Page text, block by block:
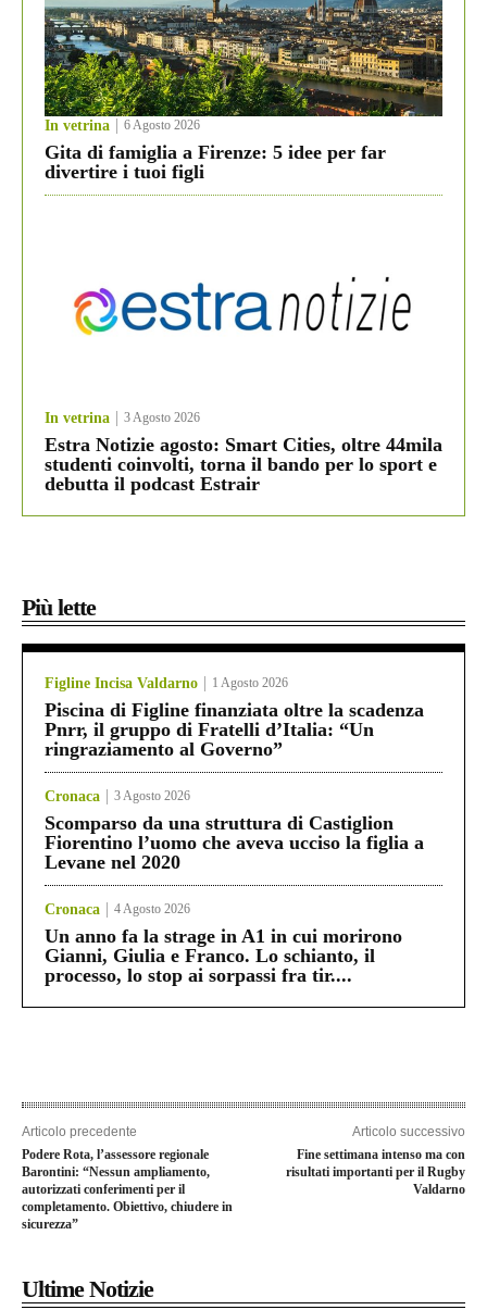
In vetrina 6 Agosto 2026
Gita di famiglia a Firenze: 5 idee per far
divertire i tuoi figli
In vetrina 3 Agosto 2026
Estra Notizie agosto: Smart Cities, oltre 44mila
studenti coinvolti, torna il bando per lo sport e
debutta il podcast Estrair
Più lette
Figline Incisa Valdarno 1 Agosto 2026
Piscina di Figline finanziata oltre la scadenza
Pnrr, il gruppo di Fratelli d’Italia: “Un
ringraziamento al Governo”
Cronaca 3 Agosto 2026
Scomparso da una struttura di Castiglion
Fiorentino l’uomo che aveva ucciso la figlia a
Levane nel 2020
Cronaca 4 Agosto 2026
Un anno fa la strage in A1 in cui morirono
Gianni, Giulia e Franco. Lo schianto, il
processo, lo stop ai sorpassi fra tir....
Articolo precedente
Podere Rota, l’assessore regionale
Barontini: “Nessun ampliamento,
autorizzati conferimenti per il
completamento. Obiettivo, chiudere in
sicurezza”
Articolo successivo
Fine settimana intenso ma con
risultati importanti per il Rugby
Valdarno
Ultime Notizie